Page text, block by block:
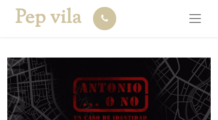
Pep vila